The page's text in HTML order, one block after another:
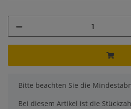
x
Bitte beachten Sie die
Bei diesem Artikel ist die